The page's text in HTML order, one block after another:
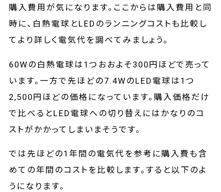
購入費用が気になります。ここからは購入費用と同
時に、白熱電球とLEDのランニングコストも比較し
てより詳しく電気代を調べてみましょう。
60Wの白熱電球は1つおおよそ300円ほどで売って
います。一方で先ほどの7.4WのLED電球は1つ
2,500円ほどの価格になっています。購入価格だけ
で比べるとLED電球への切り替えにはかなりのコ
ストがかかってしまいまそうです。
では先ほどの1年間の電気代を参考に購入費も含
めての年間のコストを比較します。すると以下のよ
うになります。